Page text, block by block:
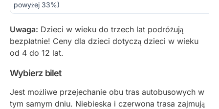
powyżej 33%)
Uwaga: Dzieci w wieku do trzech lat podróżują
bezpłatnie! Ceny dla dzieci dotyczą dzieci w wieku
od 4 do 12 lat.
Wybierz bilet
Jest możliwe przejechanie obu tras autobusowych w
tym samym dniu. Niebieska i czerwona trasa zajmują